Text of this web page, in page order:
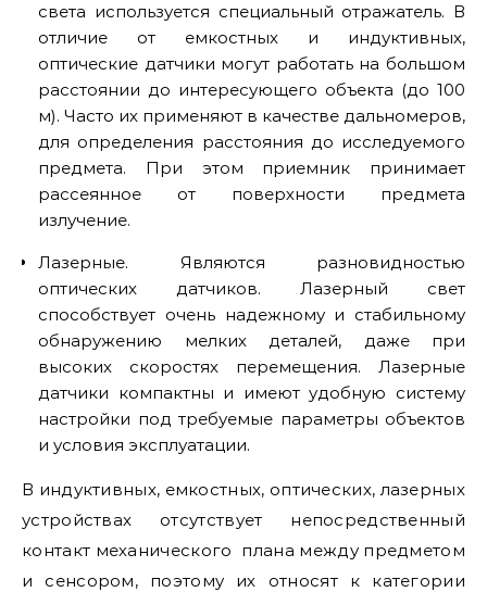
света используется специальный отражатель. В
отличие от емкостных и индуктивных,
оптические датчики могут работать на большом
расстоянии до интересующего объекта (до 100
м). Часто их применяют в качестве дальномеров,
для определения расстояния до исследуемого
предмета. При этом приемник принимает
рассеянное от поверхности предмета
излучение.
Лазерные. Являются разновидностью
оптических датчиков. Лазерный свет
способствует очень надежному и стабильному
обнаружению мелких деталей, даже при
высоких скоростях перемещения. Лазерные
датчики компактны и имеют удобную систему
настройки под требуемые параметры объектов
и условия эксплуатации.
В индуктивных, емкостных, оптических, лазерных
устройствах отсутствует непосредственный
контакт механического плана между предметом
и сенсором, поэтому их относят к категории